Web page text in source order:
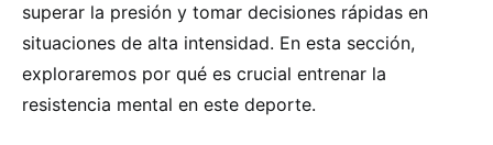
superar la presión y tomar decisiones rápidas en
situaciones de alta intensidad. En esta sección,
exploraremos por qué es crucial entrenar la
resistencia mental en este deporte.